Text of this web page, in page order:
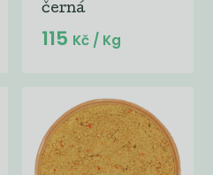
černá
115 Kč / Kg